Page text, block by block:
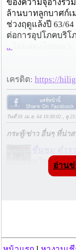
ของความจุอ่างรว
ล้านบาทลูกบาศก์เ
ช่วงฤดูแล้งปี 63/
ต่อการอุปโภคบริโ
..
เครดิต: https://
วันที่ 01 เม.ย. 64 10:30:02 , ดู
กระทู้/ข่าว อื่นๆ ที่น่าส
ชื่นชม ตำร
หวิดสูญเงิน
ประสาน ส
อ่านข่